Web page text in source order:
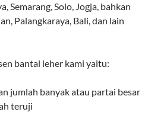
Semarang, Solo, Jogja, bahkan
Palangkaraya, Bali, dan lain
bantal leher kami yaitu:
jumlah banyak atau partai besar
teruji